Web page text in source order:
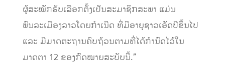
ຜູ້ສະໝັກຮັບເລືອກຕັ້ງເປັນສະມາຊິກສະພາ ແມ່ນ
ພົນລະເມືອງລາວໂດຍກຳເນີດ ທີ່ມີອາຍຸຊາວເອັດປີຂຶ້ນໄປ
ແລະ ມີມາດຕະຖານຄົບຖ້ວນຕາມທີ່ໄດ້ກຳນົດໄວ້ໃນ
ມາດຕາ 12 ຂອງກົດໝາຍສະບັບນີ້.”